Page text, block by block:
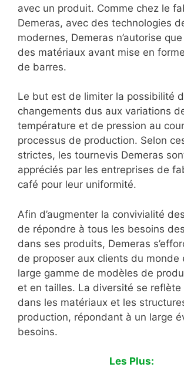
avec un produit. Comme chez le
Demeras, avec des technologies
modernes, Demeras n’autorise
des matériaux avant mise en
de barres.
Le but est de limiter la possibilité
changements dus aux variations
température et de pression au
processus de production. Selon
strictes, les tournevis Demeras
appréciés par les entreprises de
café pour leur uniformité.
Afin d’augmenter la convivialité
de répondre à tous les besoins
dans ses produits, Demeras
de proposer aux clients du monde
large gamme de modèles de
et en tailles. La diversité se reflète
dans les matériaux et les
production, répondant à un large
besoins.
Les Plus: